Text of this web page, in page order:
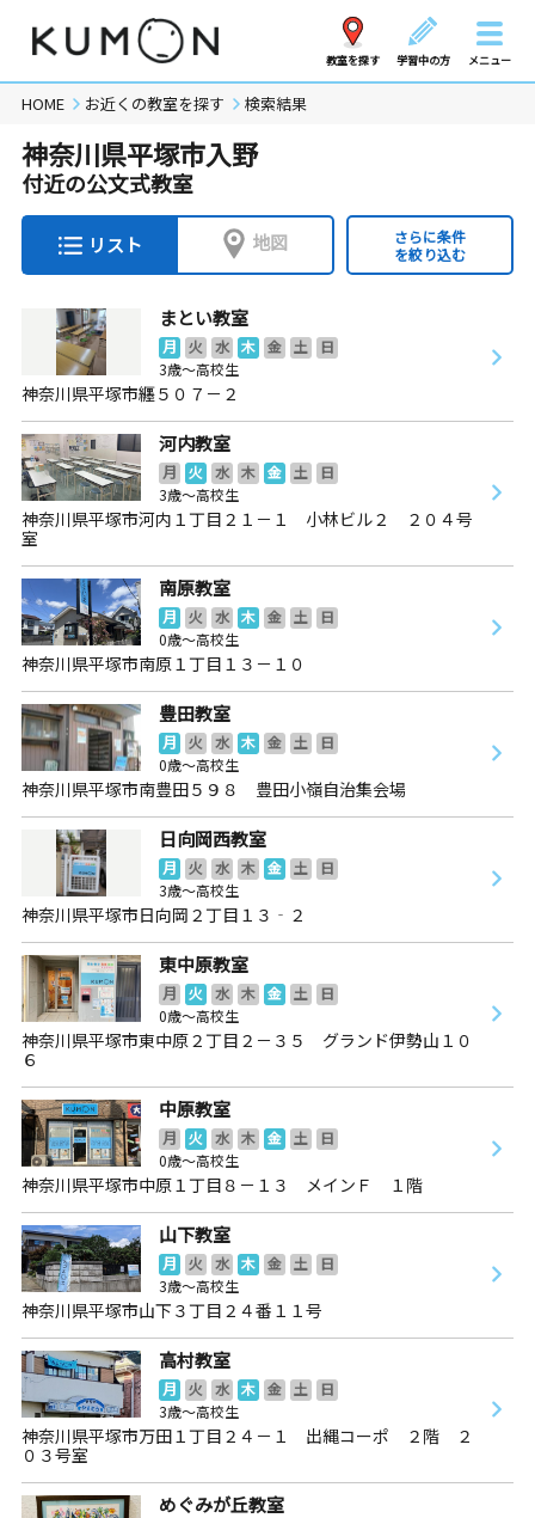
教室を探す 学習中の方 メニュー
HOME お近くの教室を探す 検索結果
神奈川県平塚市入野
付近の公文式教室
リスト 地図
さらに条件
を絞り込む
まとい教室
月 火 水 木 金 土
日
3歳～高校生
神奈川県平塚市纒５０７－２
河内教室
月 火 水 木 金 土
日
3歳～高校生
神奈川県平塚市河内１丁目２１－１ 小林ビル２ ２０４号
室
南原教室
月 火 水 木 金 土
日
0歳～高校生
神奈川県平塚市南原１丁目１３－１０
豊田教室
月 火 水 木 金 土
日
0歳～高校生
神奈川県平塚市南豊田５９８ 豊田小嶺自治集会場
日向岡西教室
月 火 水 木 金 土
日
3歳～高校生
神奈川県平塚市日向岡２丁目１３‐２
東中原教室
月 火 水 木 金 土
日
0歳～高校生
神奈川県平塚市東中原２丁目２－３５ グランド伊勢山１０
６
中原教室
月 火 水 木 金 土
日
0歳～高校生
神奈川県平塚市中原１丁目８－１３ メインＦ １階
山下教室
月 火 水 木 金 土
日
3歳～高校生
神奈川県平塚市山下３丁目２４番１１号
高村教室
月 火 水 木 金 土
日
3歳～高校生
神奈川県平塚市万田１丁目２４－１ 出縄コーポ ２階 ２
０３号室
めぐみが丘教室